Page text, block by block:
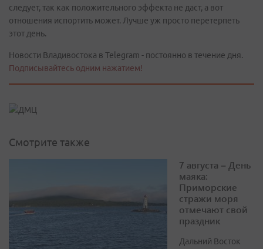
следует, так как положительного эффекта не даст, а вот
отношения испортить может. Лучше уж просто перетерпеть
этот день.
Новости Владивостока в Telegram - постоянно в течение дня.
Подписывайтесь одним нажатием!
Смотрите также
7 августа – День
маяка:
Приморские
стражи моря
отмечают свой
праздник
Дальний Восток